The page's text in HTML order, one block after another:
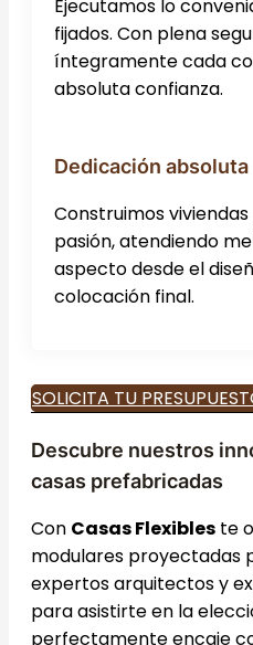
Ejecutamos lo
fijados. Con plena
íntegramente cada
absoluta confianza.
Dedicación absoluta
Construimos
pasión, atendiendo
aspecto desde el
colocación final.
SOLICITA TU
Descubre nuestros
casas prefabricadas
Con Casas Flexibles te
modulares proyectadas
expertos arquitectos y
para asistirte en la
perfectamente encaje